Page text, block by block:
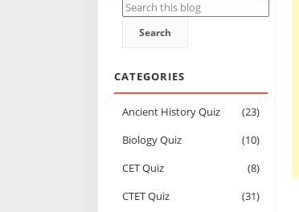
CATEGORIES
Ancient History Quiz
(23)
Biology Quiz
(10)
CET Quiz
(8)
CTET Quiz
(31)